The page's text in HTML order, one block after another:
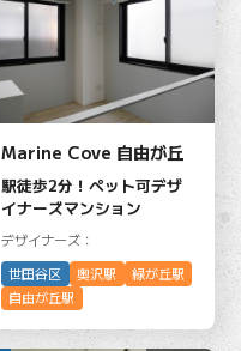
Marine Cove 自由が丘
駅徒歩2分！ペット可デザ
イナーズマンション
デザイナーズ：
世田谷区
奥沢駅
緑が丘駅
自由が丘駅